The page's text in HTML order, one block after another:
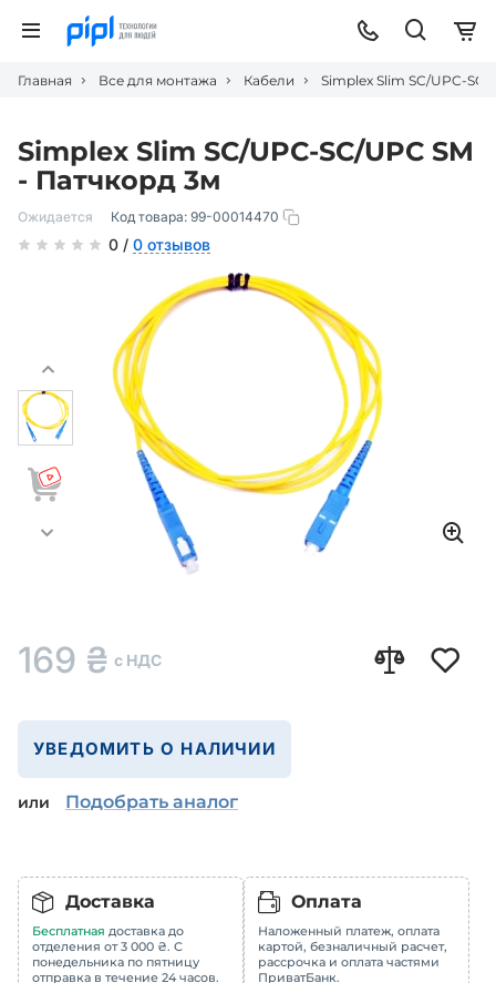
Главная Все для монтажа Кабели Simplex Slim SC/UPC-
Simplex Slim SC/UPC-SC/UPC SM
- Патчкорд 3м
Ожидается Код товара: 99-00014470
0 / 0 отзывов
169 ₴ с НДС
УВЕДОМИТЬ О НАЛИЧИИ
или Подобрать аналог
Доставка
Бесплатная доставка до
отделения от 3 000 ₴. С
понедельника по пятницу
отправка в течение 24 часов.
Оплата
Наложенный платеж, оплата
картой, безналичный расчет,
рассрочка и оплата частями
ПриватБанк.